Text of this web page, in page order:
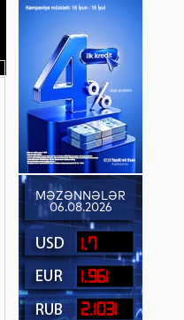
MƏZƏNNƏLƏR
06.08.2026
1.7
1.961
2.1031